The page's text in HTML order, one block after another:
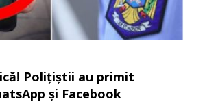
Polițiștii au primit
și Facebook